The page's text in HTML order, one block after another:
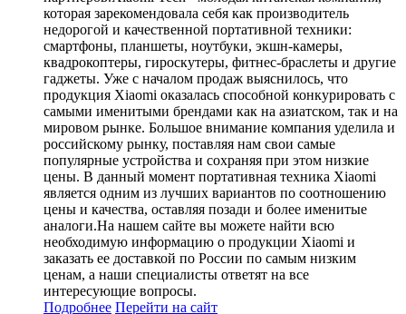
которая зарекомендовала себя как производитель
недорогой и качественной портативной техники:
смартфоны, планшеты, ноутбуки, экшн-камеры,
квадрокоптеры, гироскутеры, фитнес-браслеты и другие
гаджеты. Уже с началом продаж выяснилось, что
продукция Xiaomi оказалась способной конкурировать с
самыми именитыми брендами как на азиатском, так и на
мировом рынке. Большое внимание компания уделила и
российскому рынку, поставляя нам свои самые
популярные устройства и сохраняя при этом низкие
цены. В данный момент портативная техника Xiaomi
является одним из лучших вариантов по соотношению
цены и качества, оставляя позади и более именитые
аналоги.На нашем сайте вы можете найти всю
необходимую информацию о продукции Xiaomi и
заказать ее доставкой по России по самым низким
ценам, а наши специалисты ответят на все
интересующие вопросы.
Подробнее Перейти на сайт